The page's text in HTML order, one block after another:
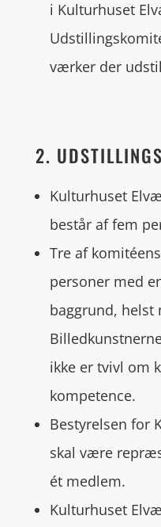
i Kulturhuset
værker der
2.
Kulturhuset
består af fem
Tre af
personer med
baggrund, helst
ikke er tvivl om
kompetence.
Bestyrelsen for
skal være
ét medlem.
Kulturhuset